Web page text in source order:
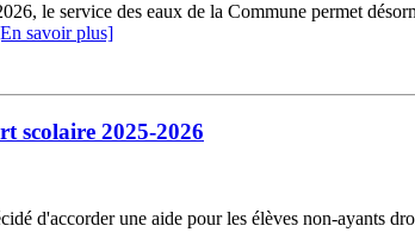
le service des eaux de la Commune permet
savoir plus]
scolaire 2025-2026
d'accorder une aide pour les élèves non-ayants